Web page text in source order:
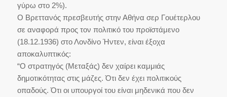
γύρω στο 2%).
Ο Βρεττανός πρεσβευτής στην Αθήνα σερ Γουέτερλου
σε αναφορά προς τον πολιτικό του προϊστάμενο
(18.12.1936) στο Λονδίνο Ήντεν, είναι έξοχα
αποκαλυπτικός:
“Ο στρατηγός (Μεταξάς) δεν χαίρει καμμιάς
δημοτικότητας στις μάζες. Ότι δεν έχει πολιτικούς
οπαδούς. Ότι οι υπουργοί του είναι μηδενικά που δεν